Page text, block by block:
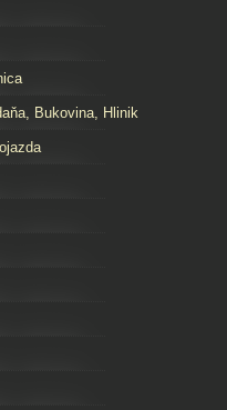
Bukovina, Hlinik